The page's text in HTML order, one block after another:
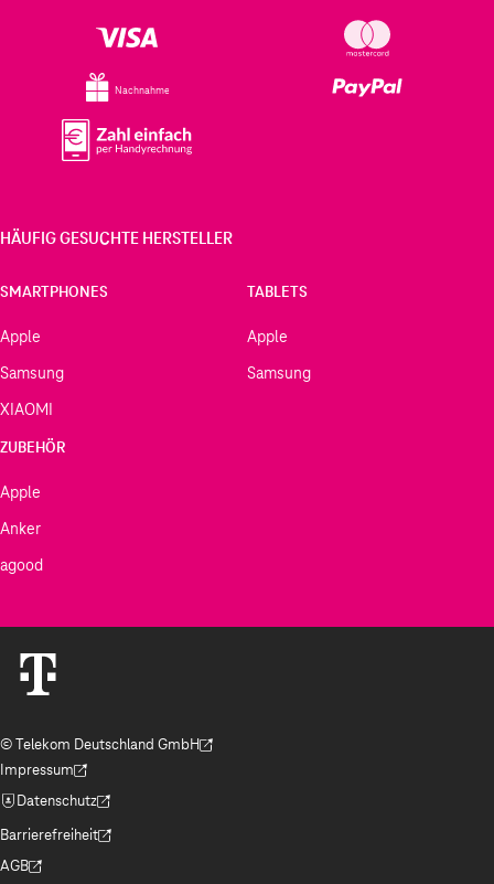
Nachnahme
HÄUFIG GESUCHTE HERSTELLER
SMARTPHONES
Apple
Samsung
XIAOMI
TABLETS
Apple
Samsung
ZUBEHÖR
Apple
Anker
agood
© Telekom Deutschland GmbH
(Der Link wird in einem neuen Tab geöffnet)
Impressum
(Der Link wird in einem neuen Tab geöffnet)
Datenschutz
(Der Link wird in einem neuen Tab geöffnet)
Barrierefreiheit
(Der Link wird in einem neuen Tab geöffnet)
AGB
(Der Link wird in einem neuen Tab geöffnet)